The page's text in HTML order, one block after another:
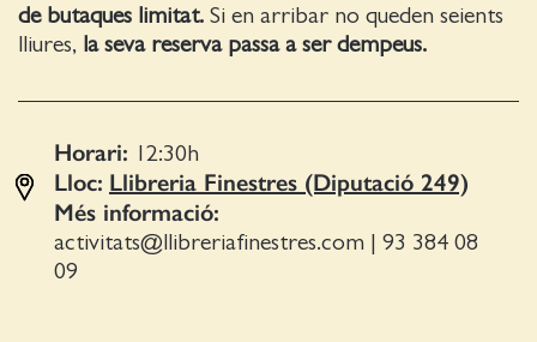
de butaques limitat. Si en arribar no queden seients
lliures, la seva reserva passa a ser dempeus.
Horari: 12:30 h
Lloc: Llibreria Finestres (Diputació 249)
Més informació:
activitats@llibreriafinestres.com
93 384 08
09